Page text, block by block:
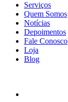
Serviços
Quem Somos
Notícias
Depoimentos
Fale Conosco
Loja
Blog